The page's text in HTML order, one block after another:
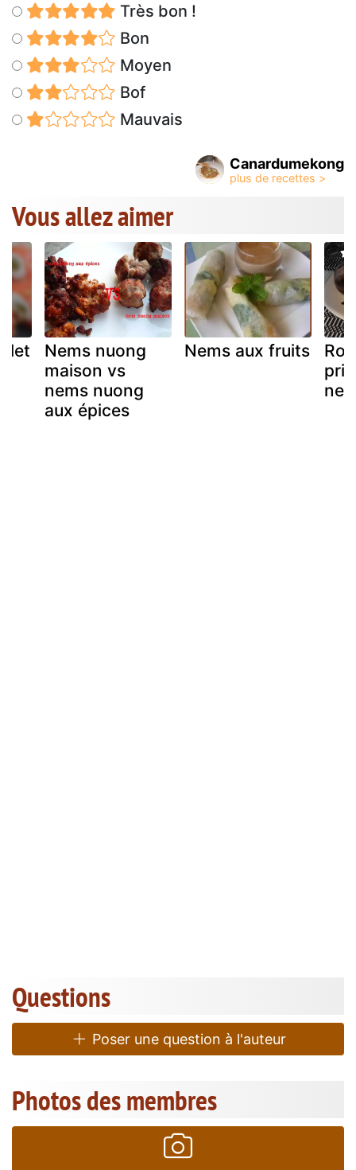
Très bon !
Bon
Moyen
Bof
Mauvais
Canardumekong
Vous allez aimer
Nems nuong
maison vs
nems nuong
aux épices
Nems aux fruits
Questions
Poser une question à l'auteur
Photos des membres